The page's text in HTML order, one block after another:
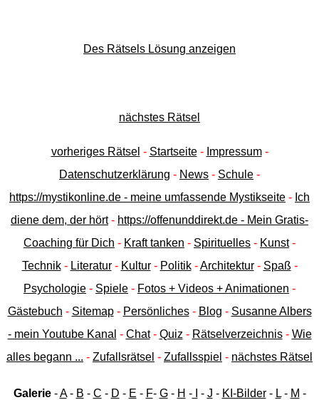
Des Rätsels Lösung anzeigen
nächstes Rätsel
vorheriges Rätsel - Startseite- Impressum-
Datenschutzerklärung - News - Schule -
https://mystikonline.de - meine umfassende Mystikseite - Ich
diene dem, der hört- https://offenunddirekt.de - Mein Gratis-
Coaching für Dich - Kraft tanken - Spirituelles - Kunst-
Technik- Literatur- Kultur- Politik-Architektur- Spaß -
Psychologie - Spiele - Fotos + Videos + Animationen -
Gästebuch - Sitemap- Persönliches- Blog - Susanne Albers
- mein Youtube Kanal - Chat- Quiz - Rätselverzeichnis- Wie
alles begann ... - Zufallsrätsel - Zufallsspiel - nächstes Rätsel
Galerie-A- B - C - D - E - F- G- H -I - J - KI-Bilder- L- M -